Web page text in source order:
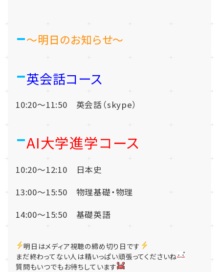
～明日のお知らせ～
英会話コース
10:20～11:50 英会話（skype）
AI大学進学コース
10:20～12:10 日本史
13:00～15:50 物理基礎・物理
14:00～15:50 基礎英語
明日はメディア視聴の締め切り日です
まだ終わってない人は精いっぱい頑張ってくださいね
質問もいつでもお待ちしています